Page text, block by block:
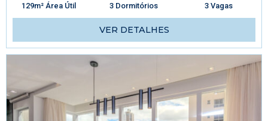
129m² Área Útil 3 Dormitórios 3 Vagas
VER DETALHES